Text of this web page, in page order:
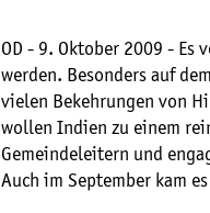
OD - 9. Oktober 2009 -
werden. Besonders auf
vielen Bekehrungen von
wollen Indien zu einem
Gemeindeleitern und
Auch im September kam